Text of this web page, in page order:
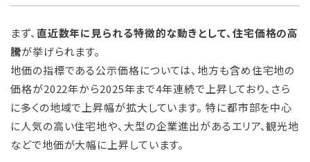
まず、直近数年に見られる特徴的な動きとして、住宅価格の高
騰が挙げられます。
地価の指標である公示価格については、地方も含め住宅地の
価格が2022年から2025年まで4年連続で上昇しており、さら
に多くの地域で上昇幅が拡大しています。 特に都市部を中心
に人気の高い住宅地や、大型の企業進出があるエリア、観光地
などで地価が大幅に上昇しています。